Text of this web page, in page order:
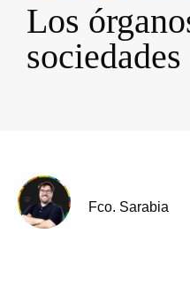
Los
Fco. Sarabia